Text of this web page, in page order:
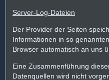
Server-Log-Dateien
Der Provider der Seiten
Informationen in so
Browser automatisch an uns
Eine Zusammenführung
Datenquellen wird nicht